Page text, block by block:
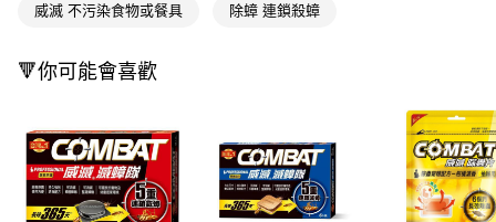
１．於結帳方式選擇「AFTEE先享後付」後，將跳轉至「AFTEE先享後付」
３．收到繳費通知簡訊後14天內，點擊此簡訊中的連結，可透過四大超商／
※ 請注意：結帳手續完成當下不需立刻繳費，但若您需要取消訂單，請聯絡
購買商品的店家。未經商家同意取消之訂單仍視為有效，需透過AFTEE先享
後付繳納相關費用。
※ 交易是否成功請以「AFTEE先享後付 」之結帳頁面顯示為準，若有關於
是否繳費成功／繳費後需取消欲退款等相關疑問，請聯繫「AFTEE先享後付
客戶支援中心」https://netprotections.freshdesk.com/support/home
每筆NT$65，滿NT$390(含以上)免運費
每筆NT$65，滿NT$490(含以上)免運費
付款後萊爾富取貨
每筆NT$65，滿NT$490(含以上)免運費
威滅 不污染食物或餐具 除蟑 連鎖殺蟑
🔻你可能會喜歡